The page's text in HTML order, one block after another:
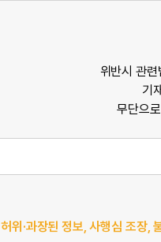
위반시 관
기
무단으
허위·과장된 정보, 사행심 조장,